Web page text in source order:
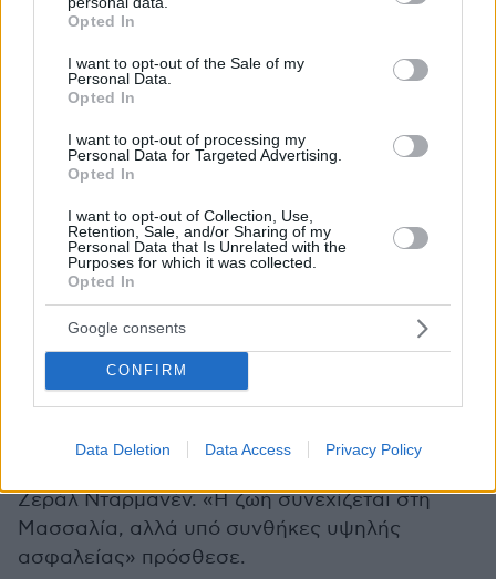
grant or deny consent to Google and its third-party tags to
use your data for below specified purposes in below Google
consent section.
Opted In
I want to opt-out of the Sale of my
Personal Data.
Opted In
I want to opt-out of processing my
Personal Data for Targeted Advertising.
Opted In
I want to opt-out of Collection, Use,
Retention, Sale, and/or Sharing of my
Personal Data that Is Unrelated with the
Purposes for which it was collected.
Opted In
Google consents
CONFIRM
Data Deletion Data Access Privacy Policy
Εξι χιλιάδες αστυνομικοί επί ποδός
Περίπου 6.000 αστυνομικοί είχαν αναπτυχθεί
στην περιοχή, καθώς ο Φλοράν Μανοντού,
Γάλλος Ολυμπιονίκης του 2012 στα 50 μέτρα
ελεύθερης κολύμβησης ανδρών, αναμενόταν
να μεταφέρει τη φλόγα στην ξηρά,
του προέδρου Εμανουέλ Μακρόν.
Παράλληλα, είχαν αναπτυχθεί εκπαιδευμένα
σκυλιά της γαλλικής Αστυνομίας και ελεύθεροι
σκοπευτές των επίλεκτων γαλλικών δυνάμεων.
«Πρόκειται για ένα πρωτοφανές επίπεδο
Ζεράλ Νταρμανέν. «Η ζωή συνεχίζεται στη
Μασσαλία, αλλά υπό συνθήκες υψηλής
ασφαλείας» πρόσθεσε.